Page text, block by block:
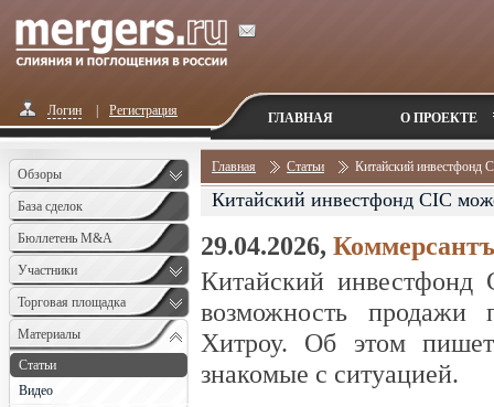
Логин Регистрация ГЛАВНАЯ О ПРОЕКТЕ
Обзоры
База сделок
Бюллетень M&A
Monthly
Участники
Торговая площадка
Материалы
Статьи
Видео
Главная Статьи Китайский инвестфонд
Китайский инвестфонд CIC
29.04.2026, Коммерсантъ
Китайский инвестфонд
возможность продажи
Хитроу. Об этом
знакомые с ситуацией.